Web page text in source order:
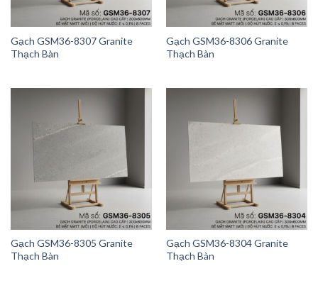
Gạch GSM36-8307 Granite
Thạch Bàn
Gạch GSM36-8306 Granite
Thạch Bàn
Gạch GSM36-8305 Granite
Thạch Bàn
Gạch GSM36-8304 Granite
Thạch Bàn